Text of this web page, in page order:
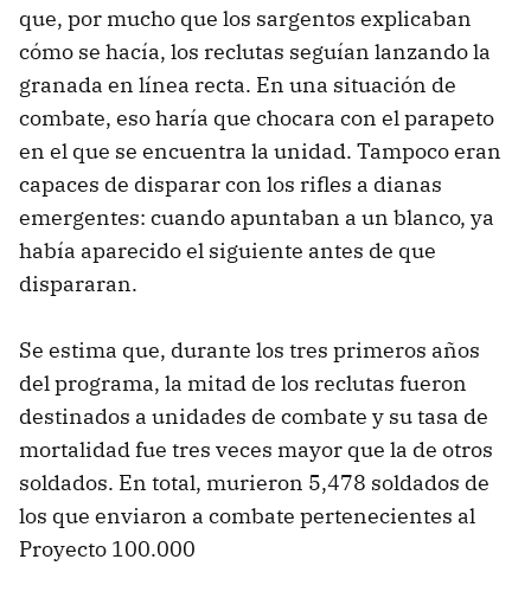
que, por mucho que los sargentos explicaban
cómo se hacía, los reclutas seguían lanzando la
granada en línea recta. En una situación de
combate, eso haría que chocara con el parapeto
en el que se encuentra la unidad. Tampoco eran
capaces de disparar con los rifles a dianas
emergentes: cuando apuntaban a un blanco, ya
había aparecido el siguiente antes de que
dispararan.
Se estima que, durante los tres primeros años
del programa, la mitad de los reclutas fueron
destinados a unidades de combate y su tasa de
mortalidad fue tres veces mayor que la de otros
soldados. En total, murieron 5,478 soldados de
los que enviaron a combate pertenecientes al
Proyecto 100.000